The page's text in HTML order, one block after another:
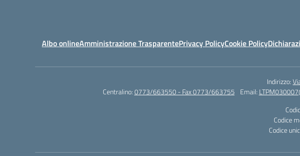
Albo onlineAmministrazione TrasparentePrivacy PolicyCookie Policy
Indirizzo:
Centralino:0773/663550 - Fax 0773/663755 Email:
Codice
Codice